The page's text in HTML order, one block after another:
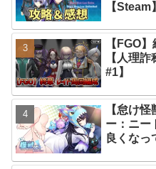
【Steam】
【FGO
【人理
#1】
【怠け
ー：ニー
良くなっ